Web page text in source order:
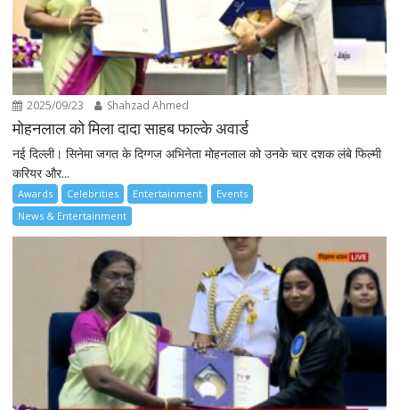
2025/09/23 Shahzad Ahmed
मोहनलाल को मिला दादा साहब फाल्के अवार्ड
नई दिल्ली। सिनेमा जगत के दिग्गज अभिनेता मोहनलाल को उनके चार दशक लंबे फिल्मी
करियर और...
Awards Celebrities Entertainment
Events
News & Entertainment